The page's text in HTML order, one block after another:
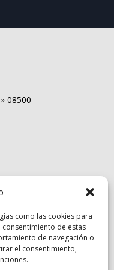
como las cookies para
de estas
de navegación o
el consentimiento,
08500